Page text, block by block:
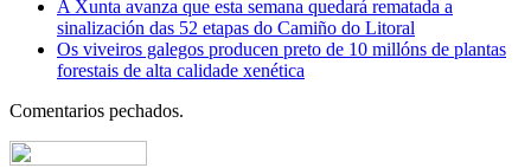
A Xunta avanza que esta semana quedará rematada a
sinalización das 52 etapas do Camiño do Litoral
Os viveiros galegos producen preto de 10 millóns de plantas
forestais de alta calidade xenética
Comentarios pechados.